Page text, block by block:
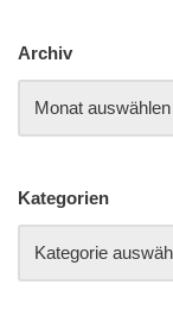
Archiv
Kategorien